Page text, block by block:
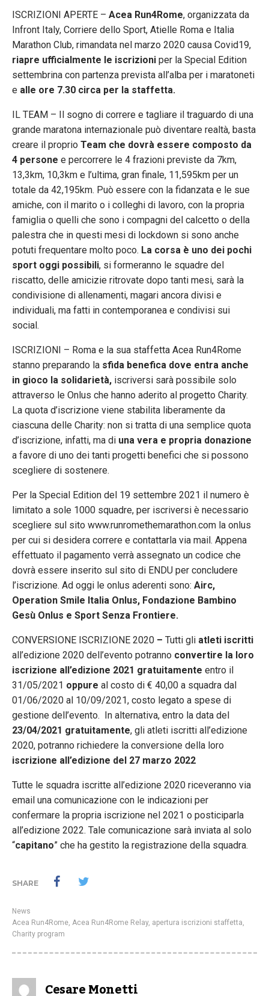
ISCRIZIONI APERTE – Acea Run4Rome, organizzata da
Infront Italy, Corriere dello Sport, Atielle Roma e Italia
Marathon Club, rimandata nel marzo 2020 causa Covid19,
riapre ufficialmente le iscrizioni per la Special Edition
settembrina con partenza prevista all’alba per i maratoneti
e alle ore 7.30 circa per la staffetta.
IL TEAM – Il sogno di correre e tagliare il traguardo di una
grande maratona internazionale può diventare realtà, basta
creare il proprio Team che dovrà essere composto da
4 persone e percorrere le 4 frazioni previste da 7km,
13,3km, 10,3km e l’ultima, gran finale, 11,595km per un
totale da 42,195km. Può essere con la fidanzata e le sue
amiche, con il marito o i colleghi di lavoro, con la propria
famiglia o quelli che sono i compagni del calcetto o della
palestra che in questi mesi di lockdown si sono anche
potuti frequentare molto poco. La corsa è uno dei pochi
sport oggi possibili, si formeranno le squadre del
riscatto, delle amicizie ritrovate dopo tanti mesi, sarà la
condivisione di allenamenti, magari ancora divisi e
individuali, ma fatti in contemporanea e condivisi sui
social.
ISCRIZIONI – Roma e la sua staffetta Acea Run4Rome
stanno preparando la sfida benefica dove entra anche
in gioco la solidarietà, iscriversi sarà possibile solo
attraverso le Onlus che hanno aderito al progetto Charity.
La quota d’iscrizione viene stabilita liberamente da
ciascuna delle Charity: non si tratta di una semplice quota
d’iscrizione, infatti, ma di una vera e propria donazione
a favore di uno dei tanti progetti benefici che si possono
scegliere di sostenere.
Per la Special Edition del 19 settembre 2021 il numero è
limitato a sole 1000 squadre, per iscriversi è necessario
scegliere sul sito www.runromethemarathon.com la onlus
per cui si desidera correre e contattarla via mail. Appena
effettuato il pagamento verrà assegnato un codice che
dovrà essere inserito sul sito di ENDU per concludere
l’iscrizione. Ad oggi le onlus aderenti sono: Airc,
Operation Smile Italia Onlus, Fondazione Bambino
Gesù Onlus e Sport Senza Frontiere.
CONVERSIONE ISCRIZIONE 2020 – Tutti gli atleti iscritti
all’edizione 2020 dell’evento potranno convertire la loro
iscrizione all’edizione 2021 gratuitamente entro il
31/05/2021 oppure al costo di € 40,00 a squadra dal
01/06/2020 al 10/09/2021, costo legato a spese di
gestione dell’evento. In alternativa, entro la data del
23/04/2021 gratuitamente, gli atleti iscritti all’edizione
2020, potranno richiedere la conversione della loro
iscrizione all’edizione del 27 marzo 2022
Tutte le squadra iscritte all’edizione 2020 riceveranno via
email una comunicazione con le indicazioni per
confermare la propria iscrizione nel 2021 o posticiparla
all’edizione 2022. Tale comunicazione sarà inviata al solo
“capitano” che ha gestito la registrazione della squadra.
SHARE
News
Acea Run4Rome, Acea Run4Rome Relay, apertura iscrizioni staffetta,
Charity program
Cesare Monetti